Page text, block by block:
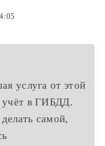
услуга от этой
учёт в ГИБДД.
самой,